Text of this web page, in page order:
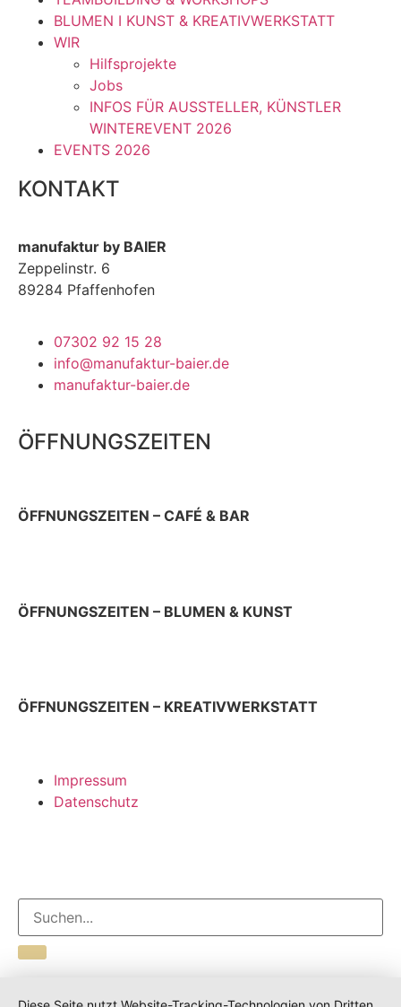
BLUMEN I KUNST & KREATIVWERKSTATT
WIR
Hilfsprojekte
Jobs
INFOS FÜR AUSSTELLER, KÜNSTLER
WINTEREVENT 2026
EVENTS 2026
KONTAKT
manufaktur by BAIER
Zeppelinstr. 6
89284 Pfaffenhofen
07302 92 15 28
info@manufaktur-baier.de
manufaktur-baier.de
ÖFFNUNGSZEITEN
ÖFFNUNGSZEITEN – CAFÉ & BAR
ÖFFNUNGSZEITEN – BLUMEN & KUNST
ÖFFNUNGSZEITEN – KREATIVWERKSTATT
Impressum
Datenschutz